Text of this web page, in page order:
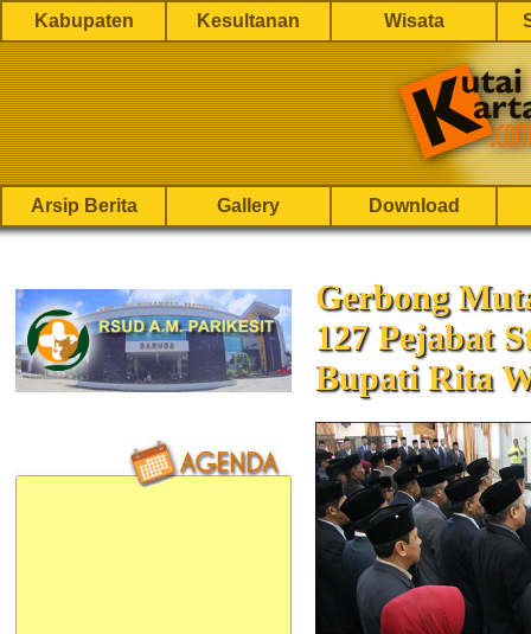
Kabupaten Kesultanan Wisata
Arsip Berita Gallery Download
Gerbong
127 Pejabat
Bupati Rita